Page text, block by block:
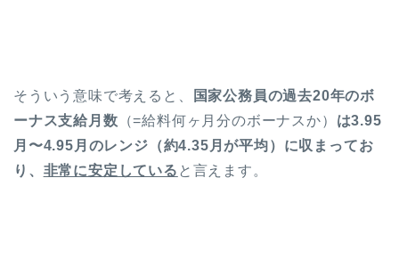
そういう意味で考えると、
国家公務員の過去20年のボ
ーナス支給月数 （=給料何ヶ月分のボーナスか） は3.95
月〜4.95月のレンジ（約4.35月が平均）に収まってお
り、 非常に安定している と言えます。